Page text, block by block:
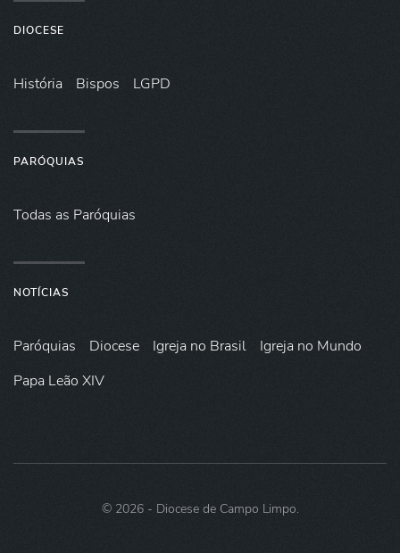
DIOCESE
História Bispos LGPD
PARÓQUIAS
Todas as Paróquias
NOTÍCIAS
Paróquias Diocese Igreja no Brasil
Igreja no Mundo
Papa Leão XIV
© 2026- Diocese de Campo Limpo.